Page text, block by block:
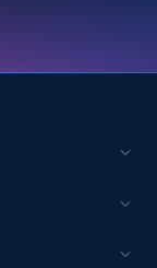
Credit,